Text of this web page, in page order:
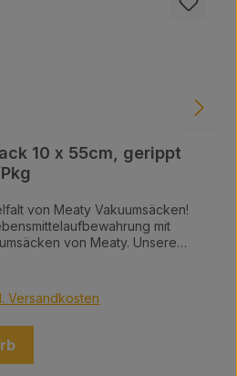
10 x 55cm, gerippt
von Meaty Vakuumsäcken!
mit
von Meaty. Unsere
die perfekte Lösung, um
zu halten und Platz in Ihrer
Meaty Vakuumsäcke?
Sie Ihre Lebensmittel vor
– für einen
Versandkosten